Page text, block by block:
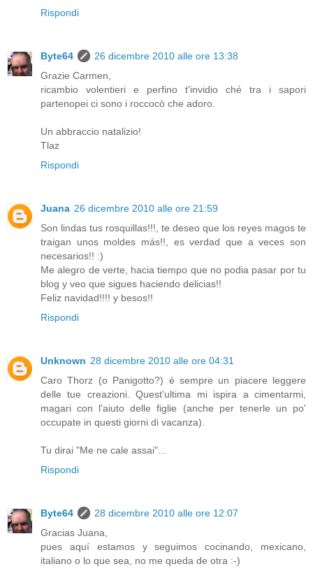
Rispondi
Byte64
26 dicembre 2010 alle ore 13:38
Grazie Carmen,
ricambio volentieri e perfino t'invidio ché tra i sapori
partenopei ci sono i roccocò che adoro.
Un abbraccio natalizio!
Tlaz
Rispondi
Juana 26 dicembre 2010 alle ore 21:59
Son lindas tus rosquillas!!!, te deseo que los reyes magos te
traigan unos moldes más!!, es verdad que a veces son
necesarios!! :)
Me alegro de verte, hacia tiempo que no podia pasar por tu
blog y veo que sigues haciendo delicias!!
Feliz navidad!!!! y besos!!
Rispondi
Unknown 28 dicembre 2010 alle ore 04:31
Caro Thorz (o Panigotto?) è sempre un piacere leggere
delle tue creazioni. Quest'ultima mi ispira a cimentarmi,
magari con l'aiuto delle figlie (anche per tenerle un po'
occupate in questi giorni di vacanza).
Tu dirai "Me ne cale assai"...
Rispondi
Byte64
28 dicembre 2010 alle ore 12:07
Gracias Juana,
pues aquí estamos y seguimos cocinando, mexicano,
italiano o lo que sea, no me queda de otra :-)